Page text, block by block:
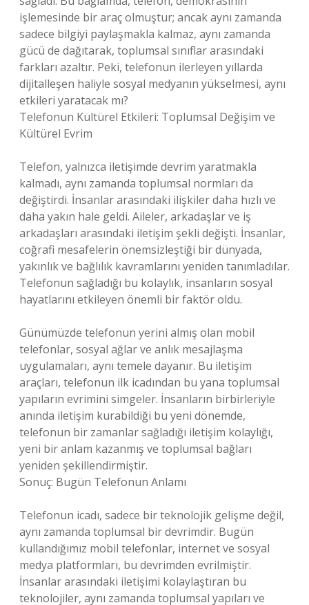
işlemesinde bir araç olmuştur; ancak aynı zamanda
sadece bilgiyi paylaşmakla kalmaz, aynı zamanda
gücü de dağıtarak, toplumsal sınıflar arasındaki
farkları azaltır. Peki, telefonun ilerleyen yıllarda
dijitalleşen haliyle sosyal medyanın yükselmesi, aynı
etkileri yaratacak mı?
Telefonun Kültürel Etkileri: Toplumsal Değişim ve
Kültürel Evrim
Telefon, yalnızca iletişimde devrim yaratmakla
kalmadı, aynı zamanda toplumsal normları da
değiştirdi. İnsanlar arasındaki ilişkiler daha hızlı ve
daha yakın hale geldi. Aileler, arkadaşlar ve iş
arkadaşları arasındaki iletişim şekli değişti. İnsanlar,
coğrafi mesafelerin önemsizleştiği bir dünyada,
yakınlık ve bağlılık kavramlarını yeniden tanımladılar.
Telefonun sağladığı bu kolaylık, insanların sosyal
hayatlarını etkileyen önemli bir faktör oldu.
Günümüzde telefonun yerini almış olan mobil
telefonlar, sosyal ağlar ve anlık mesajlaşma
uygulamaları, aynı temele dayanır. Bu iletişim
araçları, telefonun ilk icadından bu yana toplumsal
yapıların evrimini simgeler. İnsanların birbirleriyle
anında iletişim kurabildiği bu yeni dönemde,
telefonun bir zamanlar sağladığı iletişim kolaylığı,
yeni bir anlam kazanmış ve toplumsal bağları
yeniden şekillendirmiştir.
Sonuç: Bugün Telefonun Anlamı
Telefonun icadı, sadece bir teknolojik gelişme değil,
aynı zamanda toplumsal bir devrimdir. Bugün
kullandığımız mobil telefonlar, internet ve sosyal
medya platformları, bu devrimden evrilmiştir.
İnsanlar arasındaki iletişimi kolaylaştıran bu
teknolojiler, aynı zamanda toplumsal yapıları ve